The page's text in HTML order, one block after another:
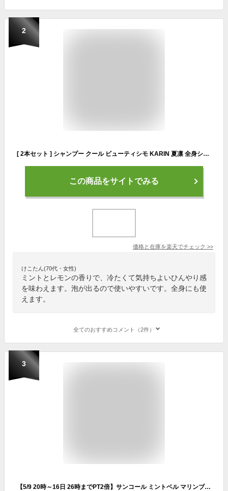
2
[ 2本セット ] シャンプー クール ビューティシモ KARIN 夏凛 全身シャンプー 600mL×2 ミント クール メントール 冷たい 女性 冷やし ひんやり 美容師 サロン専売品 おすすめ
この商品をサイトでみる
価格と在庫を楽天でチェック >>
けこたん(70代・女性)
ミントとレモンの香りで、冷たくて気持ちよいひんやり感
を味わえます。泡が出るので使いやすいです。全身にも使
えます。
全てのおすすめコメント（2件）
3
【5/9 20時～16日 26時までPT2倍】サンコール ミントベル マリンブルー シャンプー 275ml 冷感シャンプー クールシャンプー ミントシャンプー メントール クール 冷感 涼感 頭皮 臭い ニオイ 女性 男性 夏 メンズ パサつき ケラチン cica ツボクサ 保湿 しっとり サロン専売